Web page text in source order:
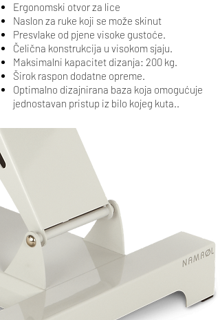
Ergonomski otvor za lice
Naslon za ruke koji se može skinut
Presvlake od pjene visoke gustoće.
Čelična konstrukcija u visokom sjaju.
Maksimalni kapacitet dizanja: 200 kg.
Širok raspon dodatne opreme.
Optimalno dizajnirana baza koja omogućuje
jednostavan pristup iz bilo kojeg kuta..